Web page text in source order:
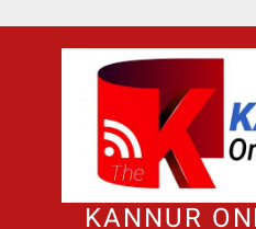
KANNUR